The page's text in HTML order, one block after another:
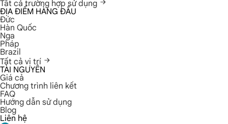
Tất cả trường hợp sử dụng
ĐỊA ĐIỂM HÀNG ĐẦU
Đức
Hàn Quốc
Nga
Pháp
Brazil
Tất cả vị trí
TÀI NGUYÊN
Giá cả
Chương trình liên kết
FAQ
Hướng dẫn sử dụng
Blog
Liên hệ